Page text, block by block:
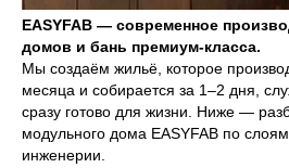
EASYFAB — современное
домов и бань премиум-класса.
Мы создаём жильё, которое
месяца и собирается за 1–2 дня,
сразу готово для жизни. Ниже —
модульного дома EASYFAB по
инженерии.